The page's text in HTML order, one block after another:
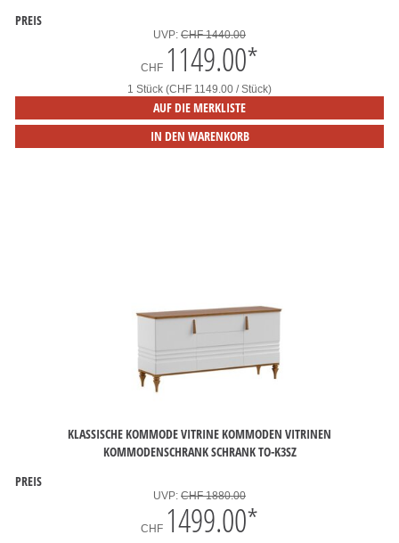
PREIS
UVP: CHF 1440.00
CHF 1149.00*
1 Stück (CHF 1149.00 / Stück)
AUF DIE MERKLISTE
IN DEN WARENKORB
KLASSISCHE KOMMODE VITRINE KOMMODEN VITRINEN
KOMMODENSCHRANK SCHRANK TO-K3SZ
PREIS
UVP: CHF 1880.00
CHF 1499.00*